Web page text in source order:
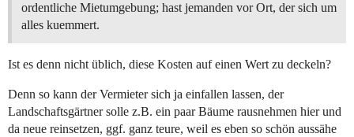
ordentliche Mietumgebung; hast jemanden vor Ort, der sich um
alles kuemmert.
Ist es denn nicht üblich, diese Kosten auf einen Wert zu deckeln?
Denn so kann der Vermieter sich ja einfallen lassen, der
Landschaftsgärtner solle z.B. ein paar Bäume rausnehmen hier und
da neue reinsetzen, ggf. ganz teure, weil es eben so schön aussähe